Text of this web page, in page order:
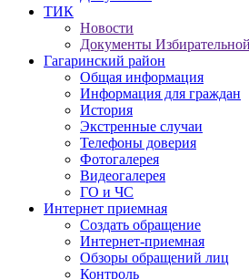
ТИК
Новости
Документы
Гагаринский район
Общая информация
Информация для граждан
История
Экстренные случаи
Телефоны доверия
Фотогалерея
Видеогалерея
ГО и ЧС
Интернет приемная
Создать обращение
Интернет-приемная
Обзоры обращений лиц
Контроль